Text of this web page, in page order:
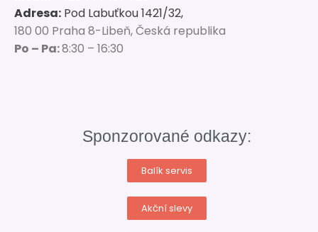
Adresa: Pod Labuťkou 1421/32,
180 00 Praha 8-Libeň, Česká republika
Po – Pa:8:30 – 16:30
Sponzorované odkazy:
Balík servis
Akční slevy